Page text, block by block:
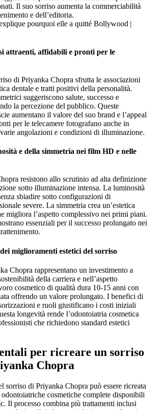
Il suo sorriso aumenta la commerciabilità
e dell’editoria.
attraenti, affidabili e pronti per le
di Priyanka Chopra sfrutta le associazioni
dentale e tratti positivi della personalità.
suggeriscono salute, successo e
la percezione del pubblico. Queste
aumentano il valore del suo brand e l’appeal
per le telecamere fotografano anche in
angolazioni e condizioni di illuminazione.
e della simmetria nei film HD e nelle
resistono allo scrutinio ad alta definizione
sotto illuminazione intensa. La luminosità
sbiadire sotto configurazioni di
severe. La simmetria crea un’estetica
migliora l’aspetto complessivo nei primi piani.
essenziali per il successo prolungato nei
miglioramenti estetici del sorriso
Chopra rappresentano un investimento a
della carriera e nell’aspetto
cosmetico di qualità dura 10-15 anni con
offrendo un valore prolungato. I benefici di
e ruoli giustificano i costi iniziali
longevità rende l’odontoiatria cosmetica
che richiedono standard estetici
per ricreare un sorriso
Chopra
sorriso di Priyanka Chopra può essere ricreata
cosmetiche complete disponibili
Il processo combina più trattamenti inclusi